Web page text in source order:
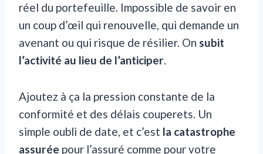
réel du portefeuille. Impossible de savoir en
un coup d’œil qui renouvelle, qui demande un
avenant ou qui risque de résilier. On subit
l’activité au lieu de l’anticiper.
Ajoutez à ça la pression constante de la
conformité et des délais couperets. Un
simple oubli de date, et c’est la catastrophe
assurée pour l’assuré comme pour votre